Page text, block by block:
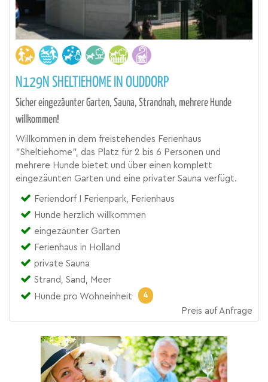
N129N SHELTIEHOME IN OUDDORP
Sicher eingezäunter Garten, Sauna, Strandnah, mehrere Hunde
willkommen!
Willkommen in dem freistehendes Ferienhaus
"Sheltiehome", das Platz für 2 bis 6 Personen und
mehrere Hunde bietet und über einen komplett
eingezäunten Garten und eine privater Sauna verfügt.
Feriendorf I Ferienpark, Ferienhaus
Hunde herzlich willkommen
eingezäunter Garten
Ferienhaus in Holland
private Sauna
Strand, Sand, Meer
Hunde pro Wohneinheit
4
Preis auf Anfrage